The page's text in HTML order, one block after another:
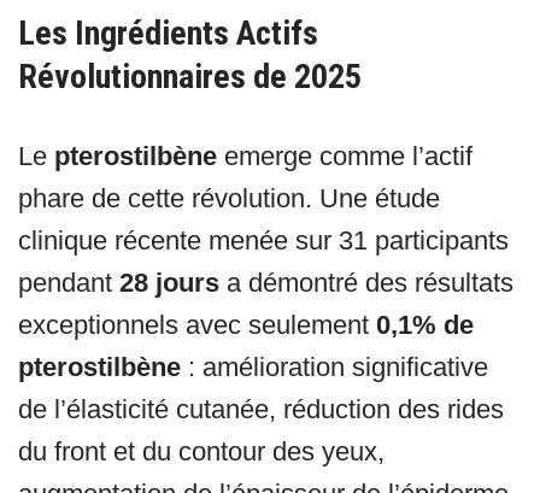
Les Ingrédients Actifs
Révolutionnaires de 2025
Le pterostilbène emerge comme l’actif
phare de cette révolution. Une étude
clinique récente menée sur 31 participants
pendant 28 jours a démontré des résultats
exceptionnels avec seulement 0,1% de
pterostilbène : amélioration significative
de l’élasticité cutanée, réduction des rides
du front et du contour des yeux,